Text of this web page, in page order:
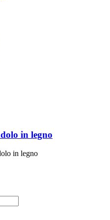
in legno
in legno